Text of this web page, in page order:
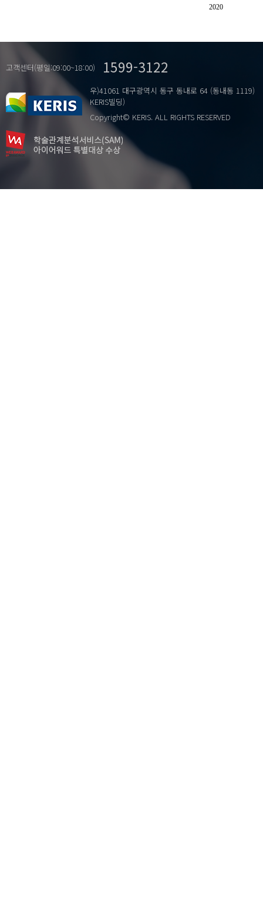
2020
…
r…
쓰.
텍스트 시각화
평가자 편향
학생 글 채점
고객센터(평일:09:00~18:00) 1599-3122
우)41061 대구광역시 동구 동내로 64 (동내동 1119)
KERIS빌딩)
Copyright© KERIS. ALL RIGHTS RESERVED